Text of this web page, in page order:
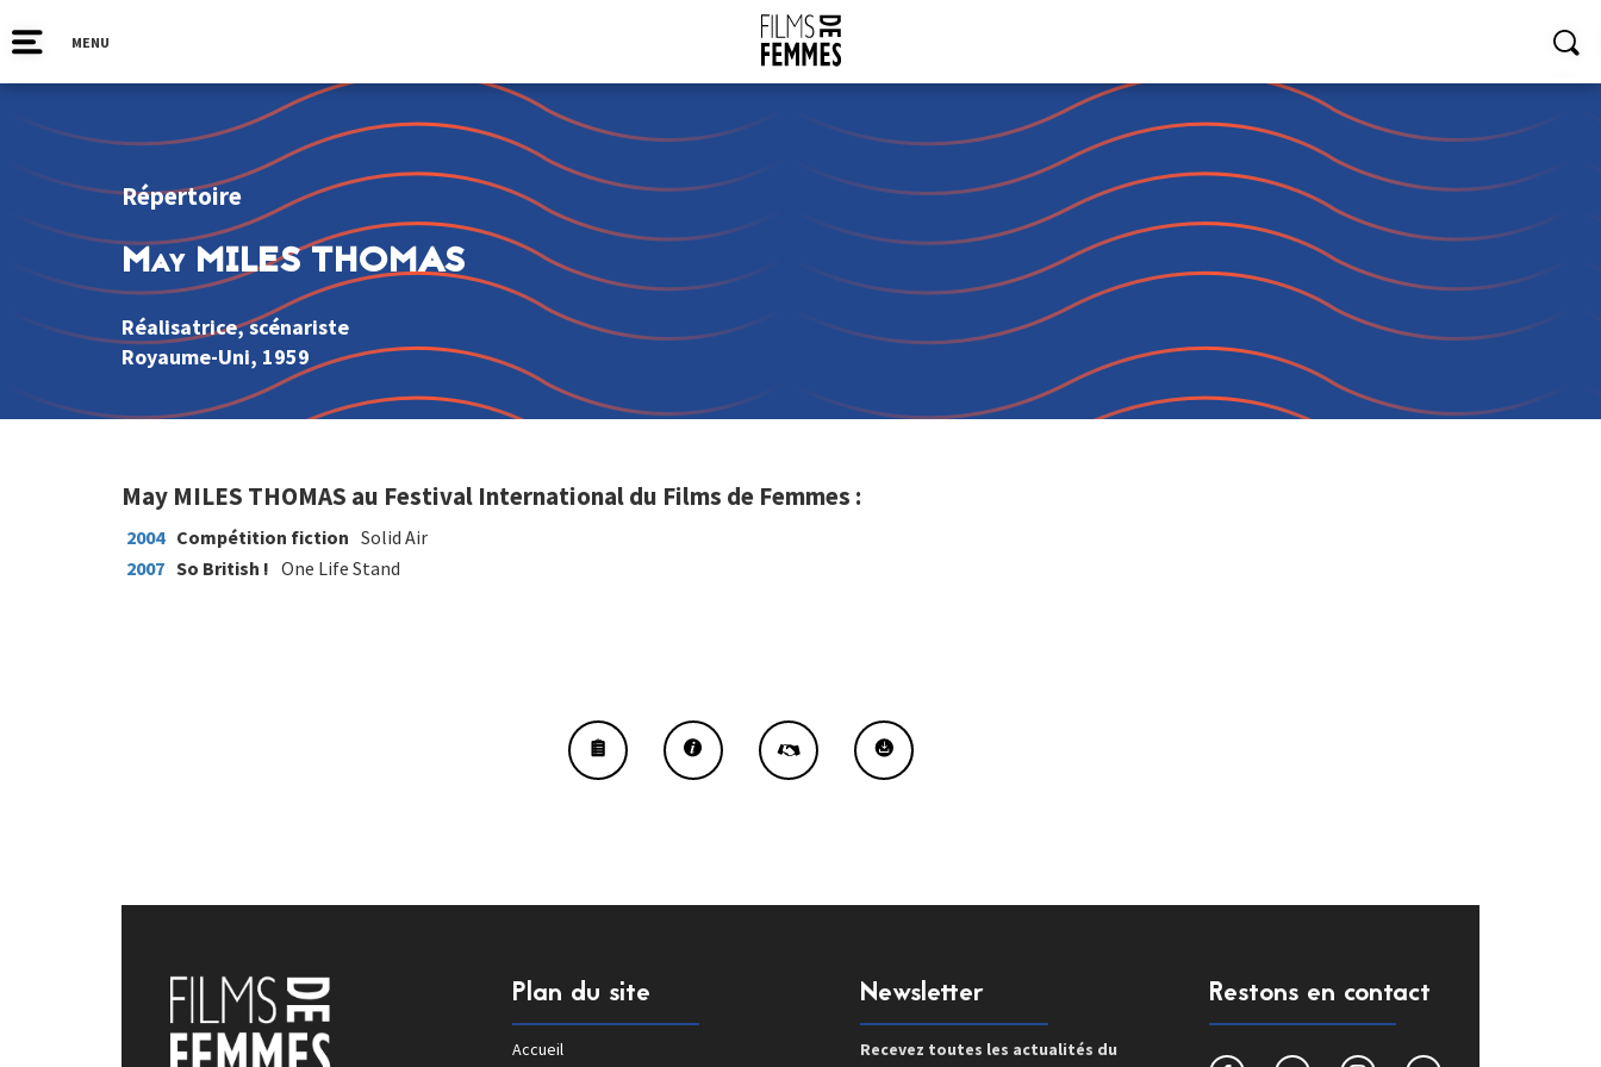
MENU
Répertoire
May MILES THOMAS
Réalisatrice, scénariste
Royaume-Uni, 1959
May MILES THOMAS au Festival International du Films de Femmes :
2004 Compétition fiction Solid Air
2007 So British ! One Life Stand
Plan du site
Accueil
Newsletter
Recevez toutes les actualités du
Restons en contact